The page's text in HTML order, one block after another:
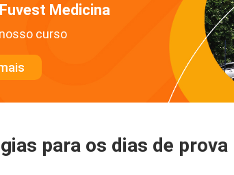
Medicina
curso
para os dias de prova